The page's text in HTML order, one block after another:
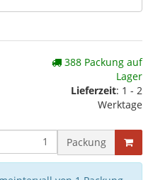
388 Packung auf
Lager
Lieferzeit: 1 - 2
Werktage
Packung